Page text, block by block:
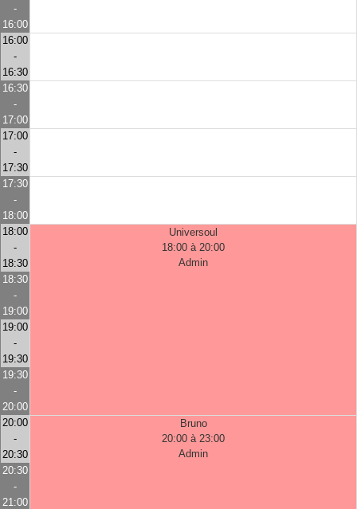
-
16:00
16:00
-
16:30
16:30
-
17:00
17:00
-
17:30
17:30
-
18:00
18:00
-
18:30
Universoul
18:00 à 20:00
Admin
18:30
-
19:00
19:00
-
19:30
19:30
-
20:00
20:00
-
20:30
Bruno
20:00 à 23:00
Admin
20:30
-
21:00